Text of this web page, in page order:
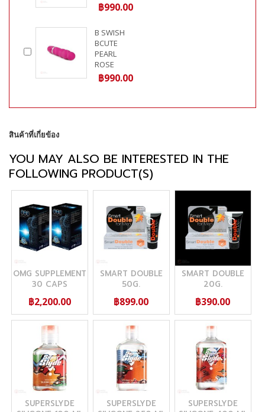
฿990.00
B SWISH
BCUTE
PEARL
ROSE
฿990.00
สินค้าที่เกี่ยข้อง
YOU MAY ALSO BE INTERESTED IN THE
FOLLOWING PRODUCT(S)
OMG SUPPLEMENT
30 CAPS
฿2,200.00
SMART DOUBLE
50G.
฿899.00
SMART DOUBLE
20G.
฿390.00
SUPERSLYDE
SUPERSLYDE
SUPERSLYDE